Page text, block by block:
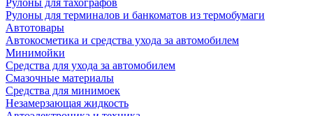
Рулоны для тахографов
Рулоны для терминалов и банкоматов из термобумаги
Автотовары
Автокосметика и средства ухода за автомобилем
Минимойки
Средства для ухода за автомобилем
Смазочные материалы
Средства для минимоек
Незамерзающая жидкость